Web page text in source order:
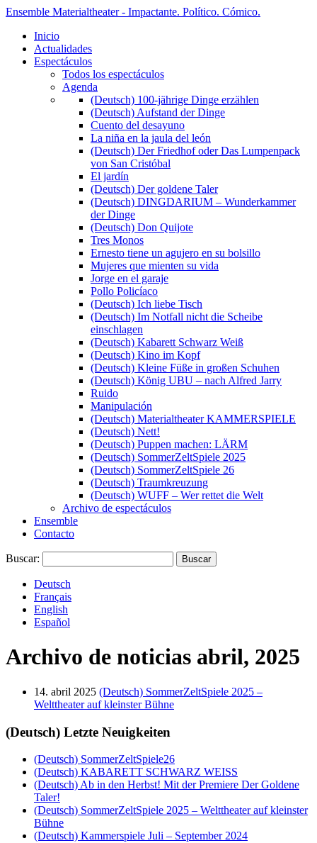
Ensemble Materialtheater - Impactante. Político. Cómico.
Inicio
Actualidades
Espectáculos
Todos los espectáculos
Agenda
(Deutsch) 100-jährige Dinge erzählen
(Deutsch) Aufstand der Dinge
Cuento del desayuno
La niña en la jaula del león
(Deutsch) Der Friedhof oder Das Lumpenpack
von San Cristóbal
El jardín
(Deutsch) Der goldene Taler
(Deutsch) DINGDARIUM – Wunderkammer
der Dinge
(Deutsch) Don Quijote
Tres Monos
Ernesto tiene un agujero en su bolsillo
Mujeres que mienten su vida
Jorge en el garaje
Pollo Policíaco
(Deutsch) Ich liebe Tisch
(Deutsch) Im Notfall nicht die Scheibe
einschlagen
(Deutsch) Kabarett Schwarz Weiß
(Deutsch) Kino im Kopf
(Deutsch) Kleine Füße in großen Schuhen
(Deutsch) König UBU – nach Alfred Jarry
Ruido
Manipulación
(Deutsch) Materialtheater KAMMERSPIELE
(Deutsch) Nett!
(Deutsch) Puppen machen: LÄRM
(Deutsch) SommerZeltSpiele 2025
(Deutsch) SommerZeltSpiele 26
(Deutsch) Traumkreuzung
(Deutsch) WUFF – Wer rettet die Welt
Archivo de espectáculos
Ensemble
Contacto
Buscar:
Deutsch
Français
English
Español
Archivo de noticias abril, 2025
14. abril 2025 (Deutsch) SommerZeltSpiele 2025 –
Welttheater auf kleinster Bühne
(Deutsch) Letzte Neuigkeiten
(Deutsch) SommerZeltSpiele26
(Deutsch) KABARETT SCHWARZ WEISS
(Deutsch) Ab in den Herbst! Mit der Premiere Der Goldene
Taler!
(Deutsch) SommerZeltSpiele 2025 – Welttheater auf kleinster
Bühne
(Deutsch) Kammerspiele Juli – September 2024